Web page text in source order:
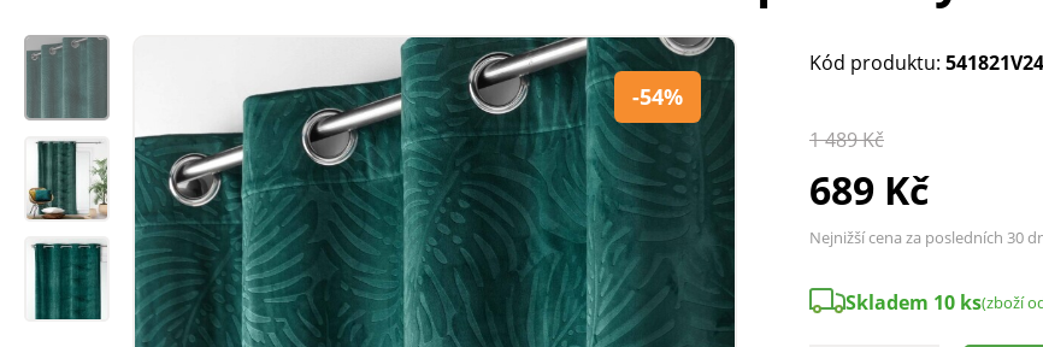
-54%
Kód produktu:
1 489 Kč
689 Kč
Nejnižší cena za posledních 30
Skladem 10 ks(zboží